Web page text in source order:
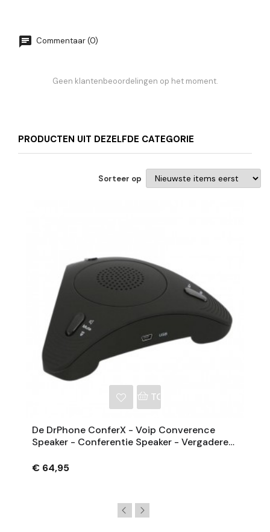
Commentaar (0)
Geen klantenbeoordelingen op het moment.
PRODUCTEN UIT DEZELFDE CATEGORIE
Sorteer op
TOEVOEGEN AAN
De DrPhone ConferX - Voip Converence
Speaker - Conferentie Speaker - Vergaderen
Zwart
€ 64,95